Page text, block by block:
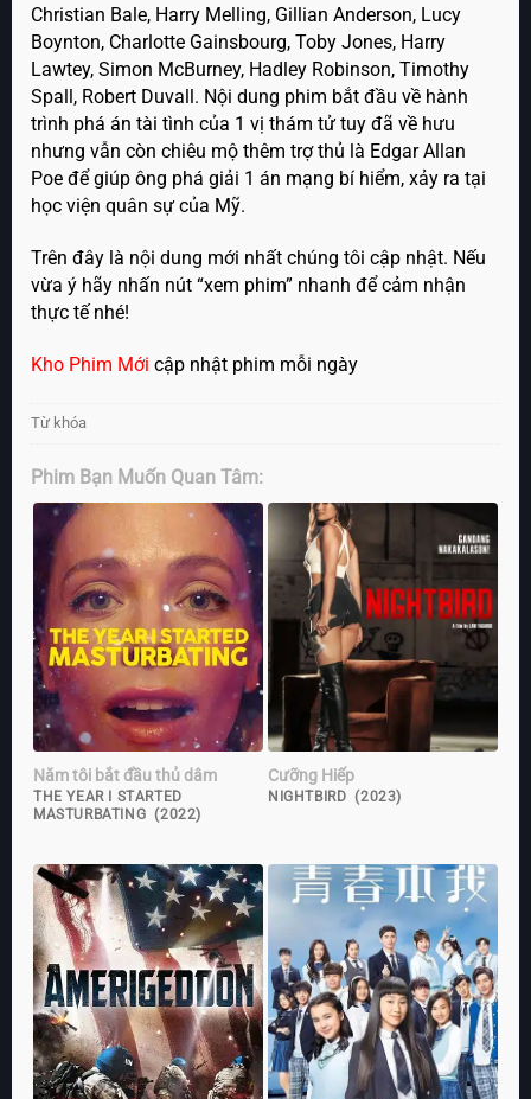
Christian Bale, Harry Melling, Gillian Anderson, Lucy
Boynton, Charlotte Gainsbourg, Toby Jones, Harry
Lawtey, Simon McBurney, Hadley Robinson, Timothy
Spall, Robert Duvall. Nội dung phim bắt đầu về hành
trình phá án tài tình của 1 vị thám tử tuy đã về hưu
nhưng vẫn còn chiêu mộ thêm trợ thủ là Edgar Allan
Poe để giúp ông phá giải 1 án mạng bí hiểm, xảy ra tại
học viện quân sự của Mỹ.
Trên đây là nội dung mới nhất chúng tôi cập nhật. Nếu
vừa ý hãy nhấn nút “xem phim” nhanh để cảm nhận
thực tế nhé!
Kho Phim Mới cập nhật phim mỗi ngày
Từ khóa
Phim Bạn Muốn Quan Tâm:
Năm tôi bắt đầu thủ dâm
THE YEAR I STARTED
MASTURBATING (2022)
Cưỡng Hiếp
NIGHTBIRD (2023)